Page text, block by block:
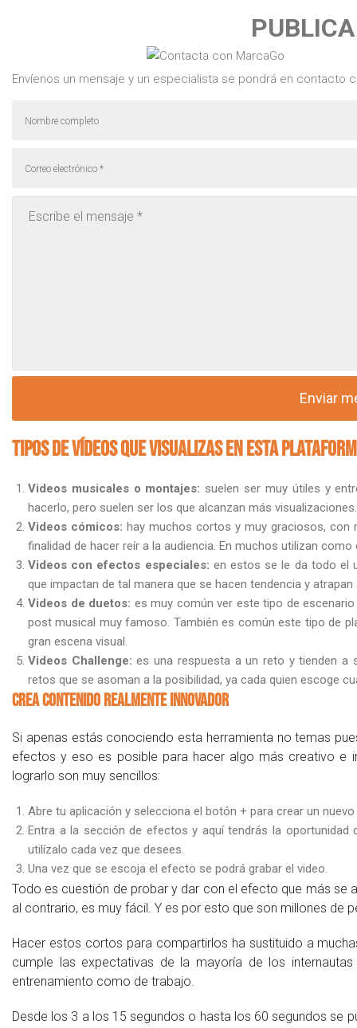
Envíenos un mensaje y un especialista se pondrá en contacto
Tipos de vídeos que visualizas en esta
Videos musicales o montajes: suelen ser muy útiles y
hacerlo, pero suelen ser los que alcanzan más
Videos cómicos: hay muchos cortos y muy graciosos,
finalidad de hacer reír a la audiencia. En muchos utilizan
Videos con efectos especiales: en estos se le da todo el
que impactan de tal manera que se hacen tendencia y
Videos de duetos: es muy común ver este tipo de
post musical muy famoso. También es común este tipo de
gran escena visual.
Videos Challenge:es una respuesta a un reto y tienden a
retos que se asoman a la posibilidad, ya cada quien escoge
Crea contenido realmente innovador
Si apenas estás conociendo esta herramienta no temas
efectos y eso es posible para hacer algo más creativo e
lograrlo son muy sencillos:
Abre tu aplicación y selecciona el botón + para crear un nuevo
Entra a la sección de efectos y aquí tendrás la
utilízalo cada vez que desees.
Una vez que se escoja el efecto se podrá grabar el video.
Todo es cuestión de probar y dar con el efecto que más
al contrario, es muy fácil. Y es por esto que son millones de
Hacer estos cortos para compartirlos ha sustituido a
cumple las expectativas de la mayoría de los
entrenamiento como de trabajo.
Desde los 3 a los 15 segundos o hasta los 60 segundos se